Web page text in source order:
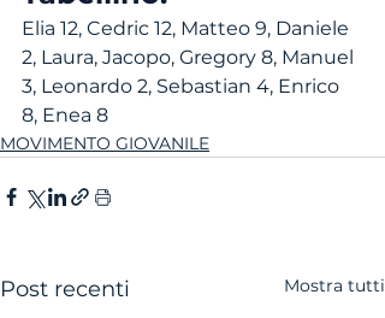
Elia 12, Cedric 12, Matteo 9, Daniele
2, Laura, Jacopo, Gregory 8, Manuel
3, Leonardo 2, Sebastian 4, Enrico
8, Enea 8
MOVIMENTO GIOVANILE
Post recenti Mostra tutti